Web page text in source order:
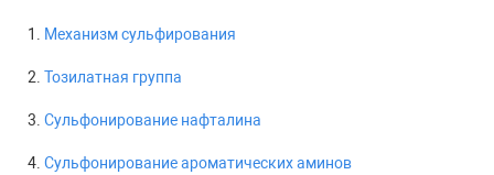
Механизм сульфирования
Тозилатная группа
Сульфонирование нафталина
Сульфонирование ароматических аминов